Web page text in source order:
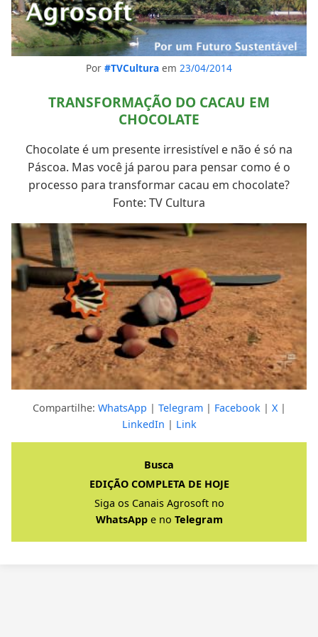
Por #TVCultura em 23/04/2014
TRANSFORMAÇÃO DO CACAU EM
CHOCOLATE
Chocolate é um presente irresistível e não é só na
Páscoa. Mas você já parou para pensar como é o
processo para transformar cacau em chocolate?
Fonte: TV Cultura
Clique para ver a resposta completa
Compartilhe: WhatsApp | Telegram| Facebook | X|
LinkedIn | Link
Busca
EDIÇÃO COMPLETA DE HOJE
Siga os Canais Agrosoft no
WhatsAppe no Telegram